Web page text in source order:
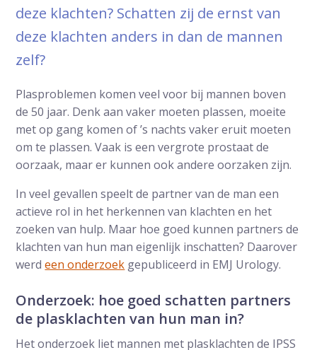
deze klachten? Schatten zij de ernst van
deze klachten anders in dan de mannen
zelf?
Plasproblemen komen veel voor bij mannen boven
de 50 jaar. Denk aan vaker moeten plassen, moeite
met op gang komen of ’s nachts vaker eruit moeten
om te plassen. Vaak is een vergrote prostaat de
oorzaak, maar er kunnen ook andere oorzaken zijn.
In veel gevallen speelt de partner van de man een
actieve rol in het herkennen van klachten en het
zoeken van hulp. Maar hoe goed kunnen partners de
klachten van hun man eigenlijk inschatten? Daarover
werdeen onderzoek gepubliceerd in EMJ Urology.
Onderzoek: hoe goed schatten partners
de plasklachten van hun man in?
Het onderzoek liet mannen met plasklachten de IPSS